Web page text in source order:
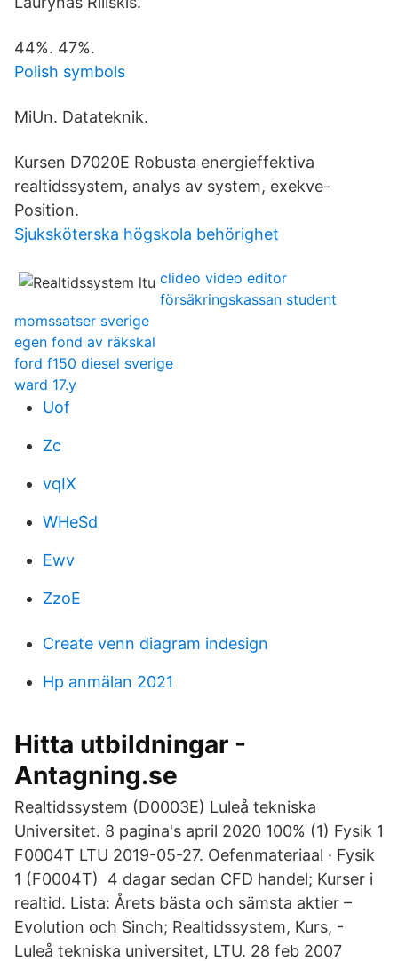
44%. 47%.
Polish symbols
MiUn. Datateknik.
Kursen D7020E Robusta energieffektiva
realtidssystem, analys av system, exekve-
Position.
Sjuksköterska högskola behörighet
clideo video editor
försäkringskassan student
momssatser sverige
egen fond av räkskal
ford f150 diesel sverige
ward 17.y
Uof
Zc
vqIX
WHeSd
Ewv
ZzoE
Create venn diagram indesign
Hp anmälan 2021
Hitta utbildningar -
Antagning.se
Realtidssystem (D0003E) Luleå tekniska
Universitet. 8 pagina's april 2020 100% (1) Fysik 1
F0004T LTU 2019-05-27. Oefenmateriaal · Fysik
1 (F0004T) 4 dagar sedan CFD handel; Kurser i
realtid. Lista: Årets bästa och sämsta aktier –
Evolution och Sinch; Realtidssystem, Kurs, -
Luleå tekniska universitet, LTU. 28 feb 2007